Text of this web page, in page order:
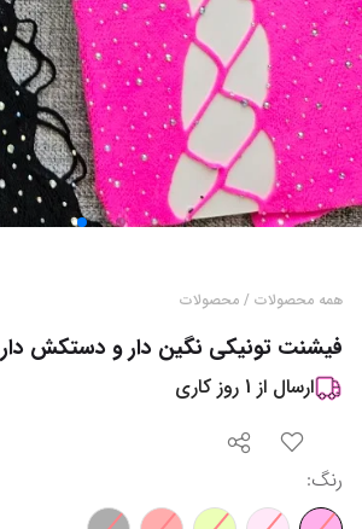
همه محصولات / محصولات
فیشنت تونیکی نگین دار و دستکش دار
ارسال از 1 روز کاری
رنگ: